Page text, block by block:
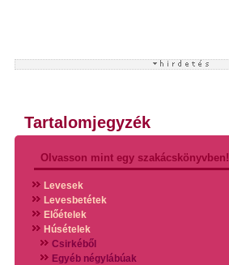
Tartalomjegyzék
Olvasson mint egy szakácskönyvben!
Levesek
Levesbetétek
Előételek
Húsételek
Csirkéből
Egyéb négylábúak